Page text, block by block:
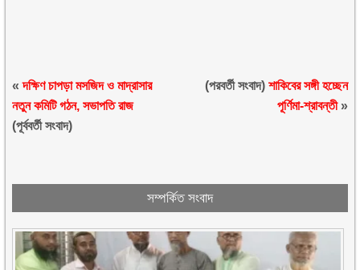
«দক্ষিণ চাপড়া মসজিদ ও মাদ্রাসার
নতুন কমিটি গঠন, সভাপতি রাজ
(পূর্ববর্তী সংবাদ)
(পরবর্তী সংবাদ) শাকিবের সঙ্গী হচ্ছেন
পূর্ণিমা-শ্রাবন্তী»
সম্পর্কিত সংবাদ